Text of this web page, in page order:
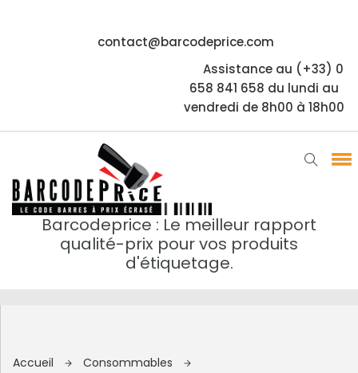
contact@barcodeprice.com
Assistance au (+33) 0
658 841 658 du lundi au
vendredi de 8h00 à 18h00
Barcodeprice : Le meilleur rapport
qualité-prix pour vos produits
d'étiquetage.
Accueil
Consommables